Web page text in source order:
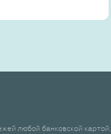
любой банковской картой.